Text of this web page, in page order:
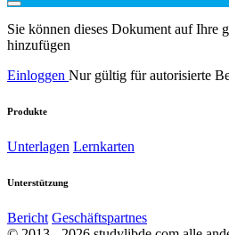
Sie können dieses Dokument auf Ihre
hinzufügen
Einloggen Nur gültig für autorisierte
Produkte
Unterlagen Lernkarten
Unterstützung
Bericht Geschäftspartnes